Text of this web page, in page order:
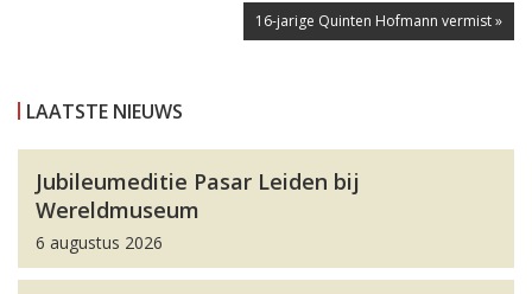
16-jarige Quinten Hofmann vermist »
LAATSTE NIEUWS
Jubileumeditie Pasar Leiden bij
Wereldmuseum
6 augustus 2026